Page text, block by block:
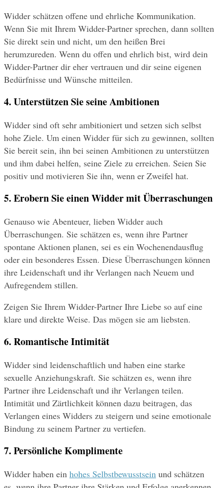
Widder schätzen offene und ehrliche Kommunikation.
Wenn Sie mit Ihrem Widder-Partner sprechen, dann sollten
Sie direkt sein und nicht, um den heißen Brei
herumzureden. Wenn du offen und ehrlich bist, wird dein
Widder-Partner dir eher vertrauen und dir seine eigenen
Bedürfnisse und Wünsche mitteilen.
4. Unterstützen Sie seine Ambitionen
Widder sind oft sehr ambitioniert und setzen sich selbst
hohe Ziele. Um einen Widder für sich zu gewinnen, sollten
Sie bereit sein, ihn bei seinen Ambitionen zu unterstützen
und ihm dabei helfen, seine Ziele zu erreichen. Seien Sie
positiv und motivieren Sie ihn, wenn er Zweifel hat.
5. Erobern Sie einen Widder mit Überraschungen
Genauso wie Abenteuer, lieben Widder auch
Überraschungen. Sie schätzen es, wenn ihre Partner
spontane Aktionen planen, sei es ein Wochenendausflug
oder ein besonderes Essen. Diese Überraschungen können
ihre Leidenschaft und ihr Verlangen nach Neuem und
Aufregendem stillen.
Zeigen Sie Ihrem Widder-Partner Ihre Liebe so auf eine
klare und direkte Weise. Das mögen sie am liebsten.
6. Romantische Intimität
Widder sind leidenschaftlich und haben eine starke
sexuelle Anziehungskraft. Sie schätzen es, wenn ihre
Partner ihre Leidenschaft und ihr Verlangen teilen.
Intimität und Zärtlichkeit können dazu beitragen, das
Verlangen eines Widders zu steigern und seine emotionale
Bindung zu seinem Partner zu vertiefen.
7. Persönliche Komplimente
Widder haben ein hohes Selbstbewusstsein und schätzen